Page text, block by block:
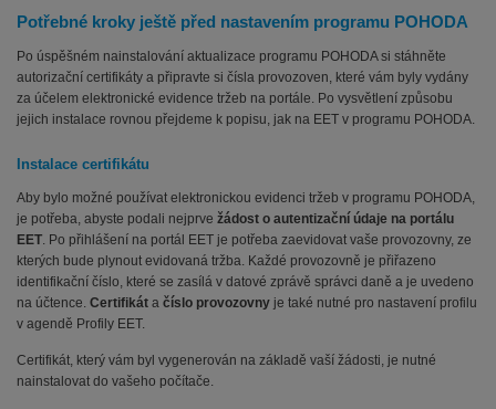
Potřebné kroky ještě před nastavením programu POHODA
Po úspěšném nainstalování aktualizace programu POHODA si stáhněte
autorizační certifikáty a připravte si čísla provozoven, které vám byly vydány
za účelem elektronické evidence tržeb na portále. Po vysvětlení způsobu
jejich instalace rovnou přejdeme k popisu, jak na EET v programu POHODA.
Instalace certifikátu
Aby bylo možné používat elektronickou evidenci tržeb v programu POHODA,
je potřeba, abyste podali nejprve žádost o autentizační údaje na portálu
EET. Po přihlášení na portál EET je potřeba zaevidovat vaše provozovny, ze
kterých bude plynout evidovaná tržba. Každé provozovně je přiřazeno
identifikační číslo, které se zasílá v datové zprávě správci daně a je uvedeno
na účtence. Certifikát a číslo provozovny je také nutné pro nastavení profilu
v agendě Profily EET.
Certifikát, který vám byl vygenerován na základě vaší žádosti, je nutné
nainstalovat do vašeho počítače.